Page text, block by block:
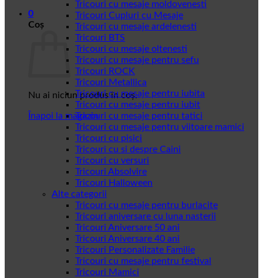
0
Coș
Nu ai niciun produs în coș.
Înapoi la magazin
Tricouri cu mesaje moldovenesti
Tricouri Cupluri cu Mesaje
Tricouri cu mesaje ardelenesti
Tricouri BTS
Tricouri cu mesaje oltenesti
Tricouri cu mesaje pentru sefu
Tricouri ROCK
Tricouri Metallica
Tricouri cu mesaje pentru iubita
Tricouri cu mesaje pentru iubit
Tricouri cu mesaje pentru tatici
Tricouri cu mesaje pentru viitoare mamici
Tricouri cu pisici
Tricouri cu si despre Caini
Tricouri cu versuri
Tricouri Absolvire
Tricouri Halloween
Alte categorii
Tricouri cu mesaje pentru burlacite
Tricouri aniversare cu luna nasterii
Tricouri Aniversare 50 ani
Tricouri Aniversare 40 ani
Tricouri Personalizate Familie
Tricouri cu mesaje pentru festival
Tricouri Mamici